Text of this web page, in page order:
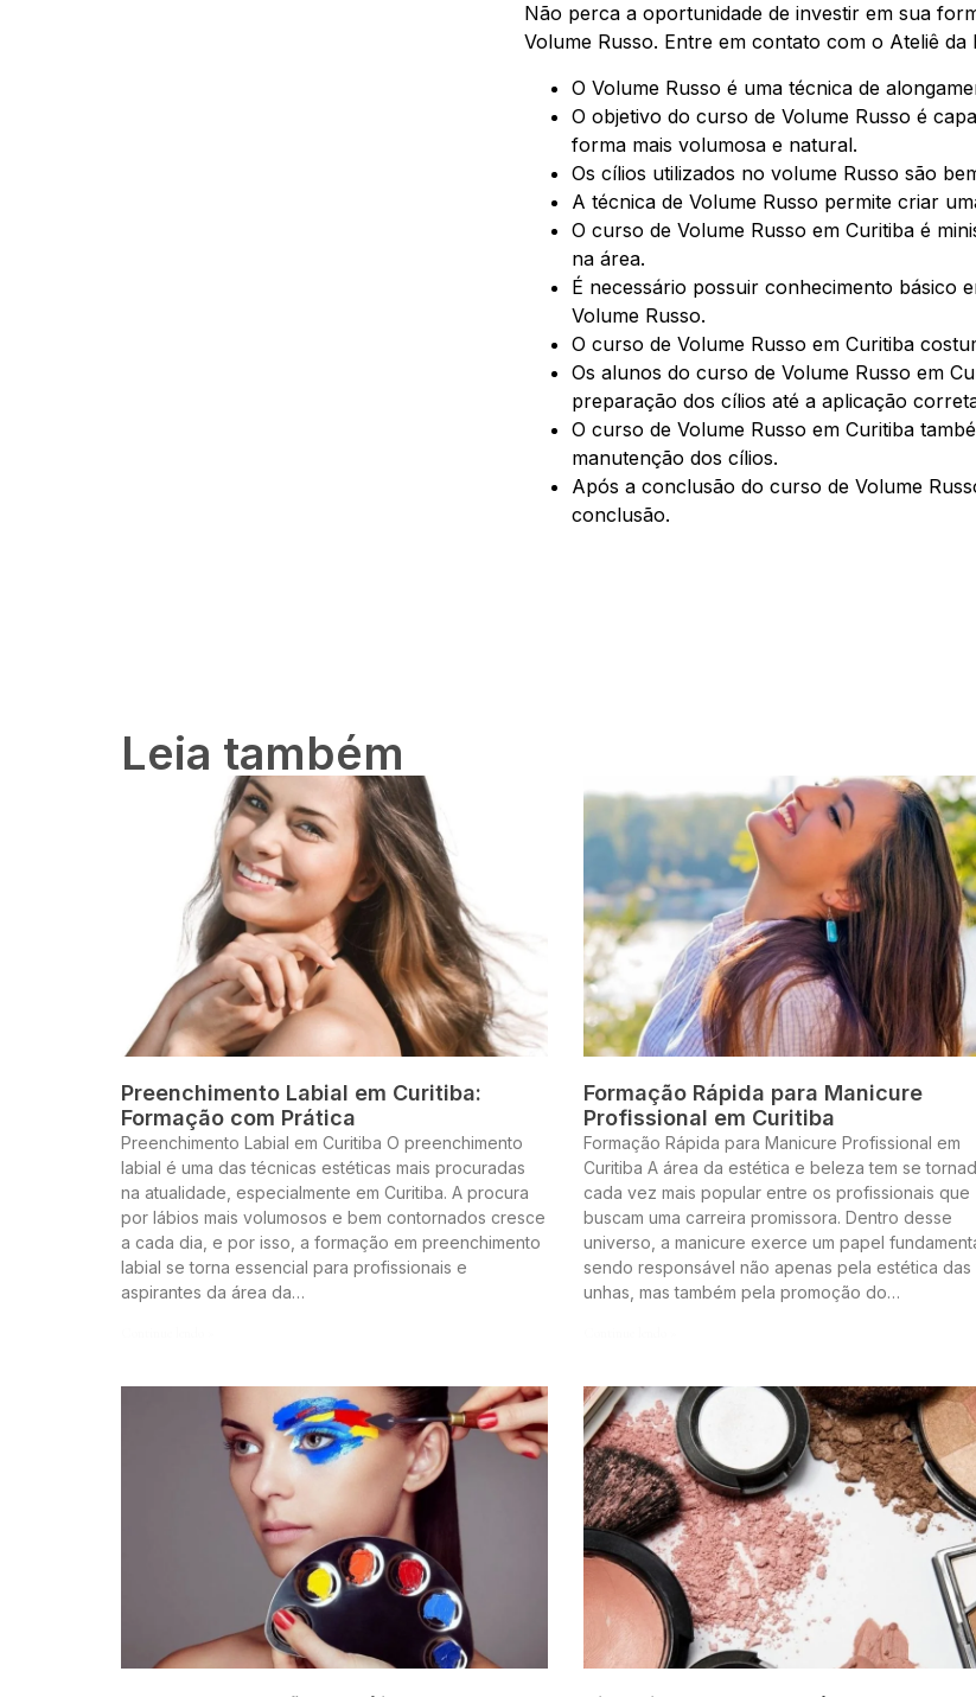
Não perca a oportunidade de investir em sua
Volume Russo. Entre em contato com o Ateliê
O Volume Russo é uma técnica de
O objetivo do curso de Volume Russo é
forma mais volumosa e natural.
Os cílios utilizados no volume Russo são
A técnica de Volume Russo permite criar
O curso de Volume Russo em Curitiba é
na área.
É necessário possuir conhecimento básico
Volume Russo.
O curso de Volume Russo em Curitiba
Os alunos do curso de Volume Russo em
preparação dos cílios até a aplicação
O curso de Volume Russo em Curitiba
manutenção dos cílios.
Após a conclusão do curso de Volume
conclusão.
Leia também
Preenchimento Labial em Curitiba:
Formação com Prática
Preenchimento Labial em Curitiba O preenchimento
labial é uma das técnicas estéticas mais procuradas
na atualidade, especialmente em Curitiba. A procura
por lábios mais volumosos e bem contornados cresce
a cada dia, e por isso, a formação em preenchimento
labial se torna essencial para profissionais e
aspirantes da área da…
Formação Rápida para Manicure
Profissional em Curitiba
Formação Rápida para Manicure Profissional em
Curitiba A área da estética e beleza tem se
cada vez mais popular entre os profissionais que
buscam uma carreira promissora. Dentro desse
universo, a manicure exerce um papel
sendo responsável não apenas pela estética das
unhas, mas também pela promoção do…